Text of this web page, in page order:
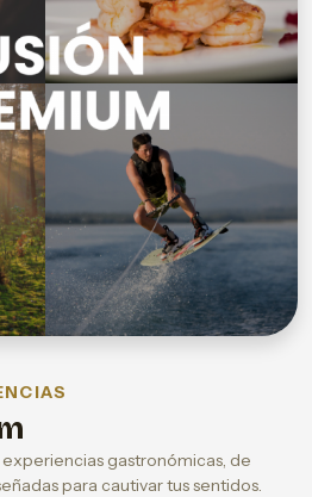
gastronómicas, de
para cautivar tus sentidos.